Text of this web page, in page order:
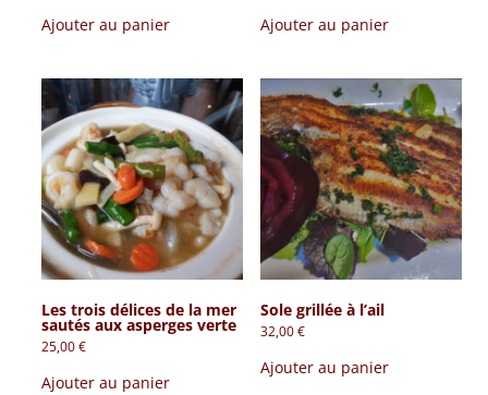
Ajouter au panier Ajouter au panier
Les trois délices de la mer
sautés aux asperges verte
25,00€
Ajouter au panier
Sole grillée à l’ail
32,00€
Ajouter au panier